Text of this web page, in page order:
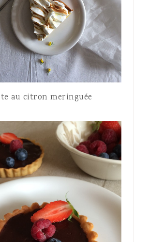
au citron meringuée